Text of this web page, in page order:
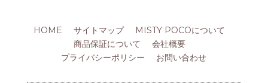
HOME サイトマップ
MISTY POCOについて
商品保証について
会社概要
プライバシーポリシー
お問い合わせ